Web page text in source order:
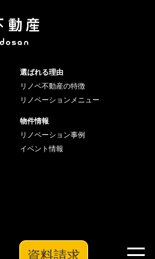
資料請求
選ばれる理由
リノベ不動産の特徴
リノベーションメニュー
物件情報
リノベーション事例
イベント情報